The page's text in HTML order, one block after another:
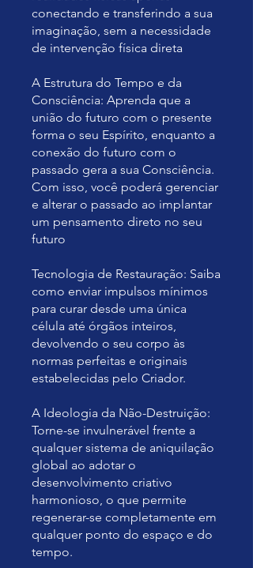
conectando e transferindo a sua
imaginação, sem a necessidade
de intervenção física direta
A Estrutura do Tempo e da
Consciência: Aprenda que a
união do futuro com o presente
forma o seu Espírito, enquanto a
conexão do futuro com o
passado gera a sua Consciência.
Com isso, você poderá gerenciar
e alterar o passado ao implantar
um pensamento direto no seu
futuro
Tecnologia de Restauração: Saiba
como enviar impulsos mínimos
para curar desde uma única
célula até órgãos inteiros,
devolvendo o seu corpo às
normas perfeitas e originais
estabelecidas pelo Criador.
A Ideologia da Não-Destruição:
Torne-se invulnerável frente a
qualquer sistema de aniquilação
global ao adotar o
desenvolvimento criativo
harmonioso, o que permite
regenerar-se completamente em
qualquer ponto do espaço e do
tempo.